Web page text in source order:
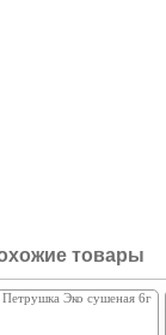
товары
Петрушка Эко сушеная 6г